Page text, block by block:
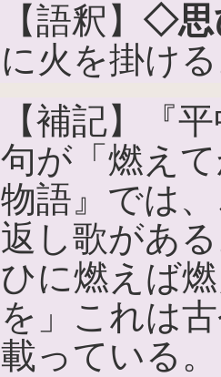
【語釈】 ◇思
に火を掛け
【補記】『
句が「燃え
物語』では
返し歌があ
ひに燃えば
を」これは
載っている。